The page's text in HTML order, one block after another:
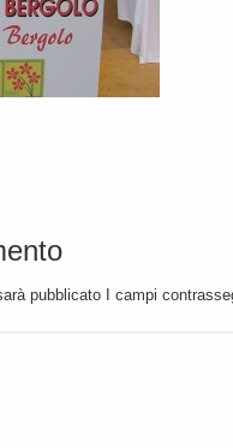
pubblicato I campi